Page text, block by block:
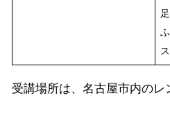
受講場所は、名古屋市内のレ